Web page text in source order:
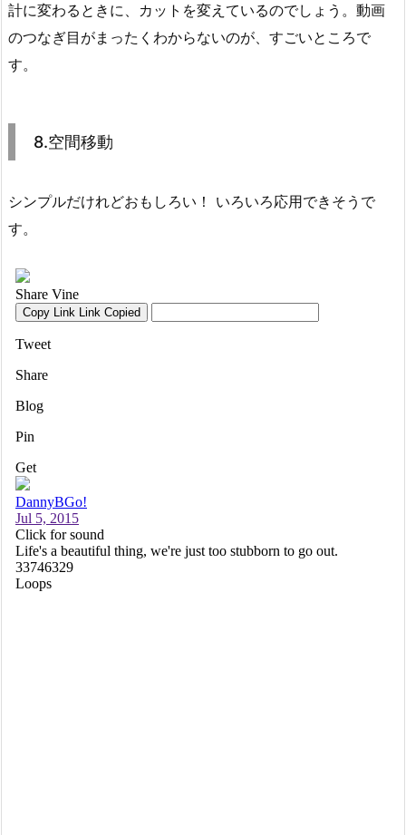
計に変わるときに、カットを変えているのでしょう。動画
のつなぎ目がまったくわからないのが、すごいところで
す。
8.空間移動
シンプルだけれどおもしろい！ いろいろ応用できそうで
す。